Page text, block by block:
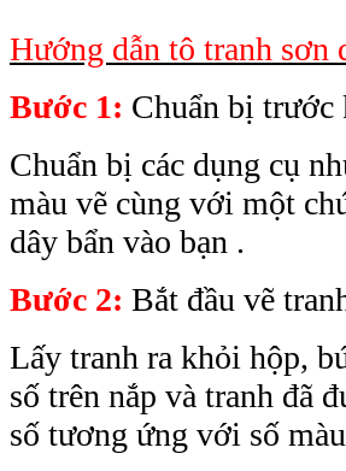
Hướng dẫn tô tranh sơn
Bước 1: Chuẩn bị trước
Chuẩn bị các dụng cụ
màu vẽ cùng với một
dây bẩn vào bạn .
Bước 2: Bắt đầu vẽ
Lấy tranh ra khỏi hộp,
số trên nắp và tranh đã
số tương ứng với số